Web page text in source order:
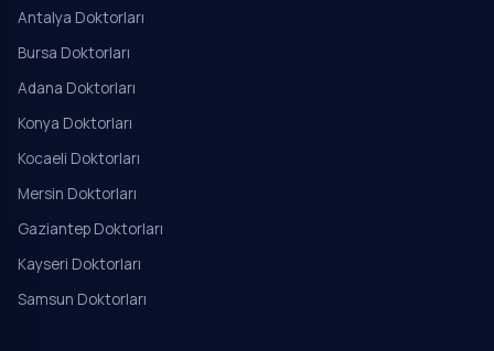
Antalya Doktorları
Bursa Doktorları
Adana Doktorları
Konya Doktorları
Kocaeli Doktorları
Mersin Doktorları
Gaziantep Doktorları
Kayseri Doktorları
Samsun Doktorları